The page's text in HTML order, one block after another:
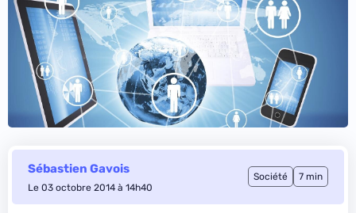
Sébastien Gavois
Le 03 octobre 2014 à 14h40
Société 7 min